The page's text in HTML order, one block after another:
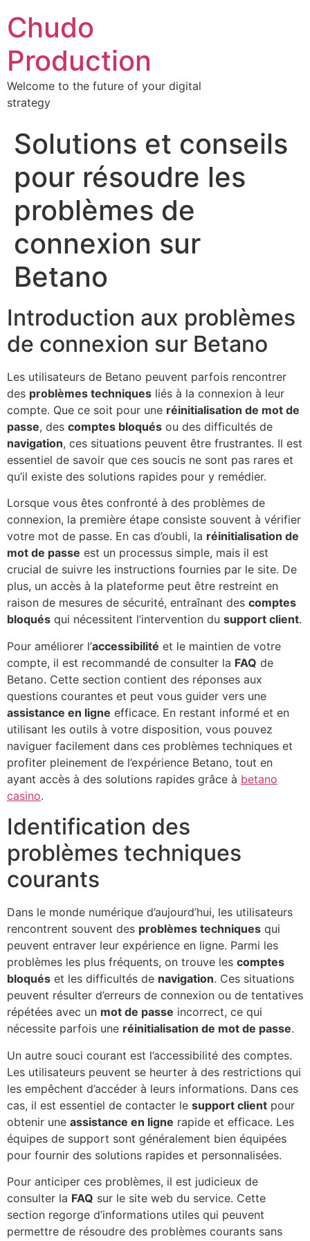
Chudo
Production
Welcome to the future of your digital
strategy
Solutions et conseils
pour résoudre les
problèmes de
connexion sur
Betano
Introduction aux problèmes
de connexion sur Betano
Les utilisateurs de Betano peuvent parfois rencontrer
des problèmes techniques liés à la connexion à leur
compte. Que ce soit pour une réinitialisation de mot de
passe, des comptes bloqués ou des difficultés de
navigation, ces situations peuvent être frustrantes. Il est
essentiel de savoir que ces soucis ne sont pas rares et
qu’il existe des solutions rapides pour y remédier.
Lorsque vous êtes confronté à des problèmes de
connexion, la première étape consiste souvent à vérifier
votre mot de passe. En cas d’oubli, la réinitialisation de
mot de passe est un processus simple, mais il est
crucial de suivre les instructions fournies par le site. De
plus, un accès à la plateforme peut être restreint en
raison de mesures de sécurité, entraînant des comptes
bloqués qui nécessitent l’intervention du support client.
Pour améliorer l’accessibilité et le maintien de votre
compte, il est recommandé de consulter la FAQ de
Betano. Cette section contient des réponses aux
questions courantes et peut vous guider vers une
assistance en ligne efficace. En restant informé et en
utilisant les outils à votre disposition, vous pouvez
naviguer facilement dans ces problèmes techniques et
profiter pleinement de l’expérience Betano, tout en
ayant accès à des solutions rapides grâce à betano
casino.
Identification des
problèmes techniques
courants
Dans le monde numérique d’aujourd’hui, les utilisateurs
rencontrent souvent des problèmes techniques qui
peuvent entraver leur expérience en ligne. Parmi les
problèmes les plus fréquents, on trouve les comptes
bloqués et les difficultés de navigation. Ces situations
peuvent résulter d’erreurs de connexion ou de tentatives
répétées avec un mot de passe incorrect, ce qui
nécessite parfois une réinitialisation de mot de passe.
Un autre souci courant est l’accessibilité des comptes.
Les utilisateurs peuvent se heurter à des restrictions qui
les empêchent d’accéder à leurs informations. Dans ces
cas, il est essentiel de contacter le support client pour
obtenir une assistance en ligne rapide et efficace. Les
équipes de support sont généralement bien équipées
pour fournir des solutions rapides et personnalisées.
Pour anticiper ces problèmes, il est judicieux de
consulter la FAQ sur le site web du service. Cette
section regorge d’informations utiles qui peuvent
permettre de résoudre des problèmes courants sans